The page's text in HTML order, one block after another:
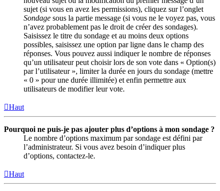
sujet (si vous en avez les permissions), cliquez sur l’onglet
Sondage sous la partie message (si vous ne le voyez pas, vous
n’avez probablement pas le droit de créer des sondages).
Saisissez le titre du sondage et au moins deux options
possibles, saisissez une option par ligne dans le champ des
réponses. Vous pouvez aussi indiquer le nombre de réponses
qu’un utilisateur peut choisir lors de son vote dans « Option(s)
par l’utilisateur », limiter la durée en jours du sondage (mettre
« 0 » pour une durée illimitée) et enfin permettre aux
utilisateurs de modifier leur vote.
Haut
Pourquoi ne puis-je pas ajouter plus d’options à mon sondage ?
Le nombre d’options maximum par sondage est défini par
l’administrateur. Si vous avez besoin d’indiquer plus
d’options, contactez-le.
Haut